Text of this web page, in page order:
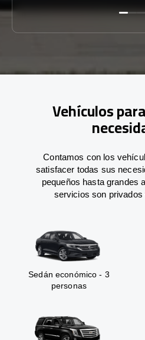
Vehículos
Contamos con los
satisfacer todas sus
pequeños hasta grandes
servicios son privados
Sedán económico - 3
personas